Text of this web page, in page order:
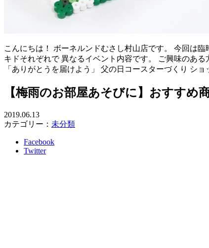
こんにちは！ ボーネルンドむさし村山店です。 今回は
キドそれぞれで 異なるイベント内容です。 ご興味のあ
「ありがとうを届けよう」 父の日コースターづくり シ
【梅雨のお部屋あそびに】おすすめ
2019.06.13
カテゴリー： 未分類
Facebook
Twitter